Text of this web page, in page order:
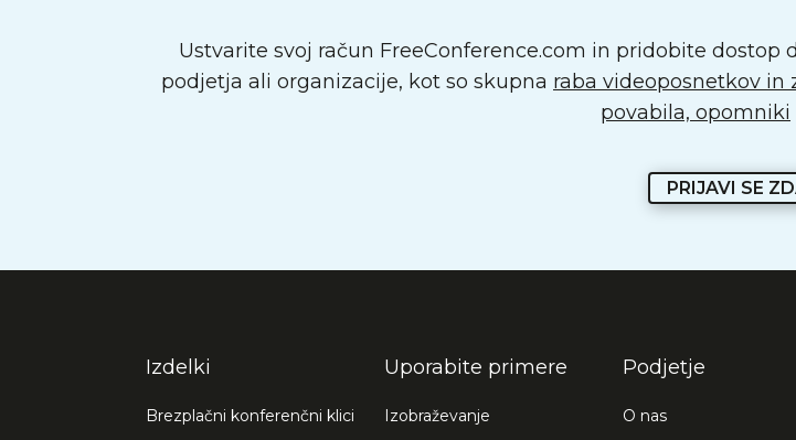
Ustvarite svoj račun FreeConference.com in pridobite
podjetja ali organizacije, kot so skupna raba videoposnetkov in
povabila, opomniki
PRIJAVI SE
Izdelki
Brezplačni konferenčni klici
Uporabite primere
Izobraževanje
Podjetje
O nas